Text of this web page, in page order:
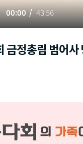
00:00 43:56
금정총림 범어